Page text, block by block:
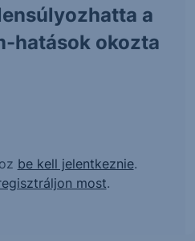
a
hatások okozta
be kell jelentkeznie.
most.